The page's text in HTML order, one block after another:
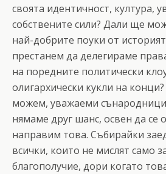
своята идентичност, култура,
собствените сили? Дали ще
най-добрите поуки от
престанем да делегираме
на поредните политически
олигархически кукли на
можем, уважаеми
нямаме друг шанс, освен да се
направим това. Събирайки
всички, които не мислят само
благополучие, дори когато